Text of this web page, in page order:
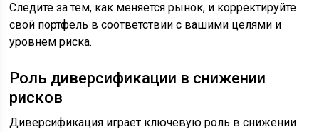
Следите за тем, как меняется рынок, и корректируйте
свой портфель в соответствии с вашими целями и
уровнем риска.
Роль диверсификации в снижении
рисков
Диверсификация играет ключевую роль в снижении